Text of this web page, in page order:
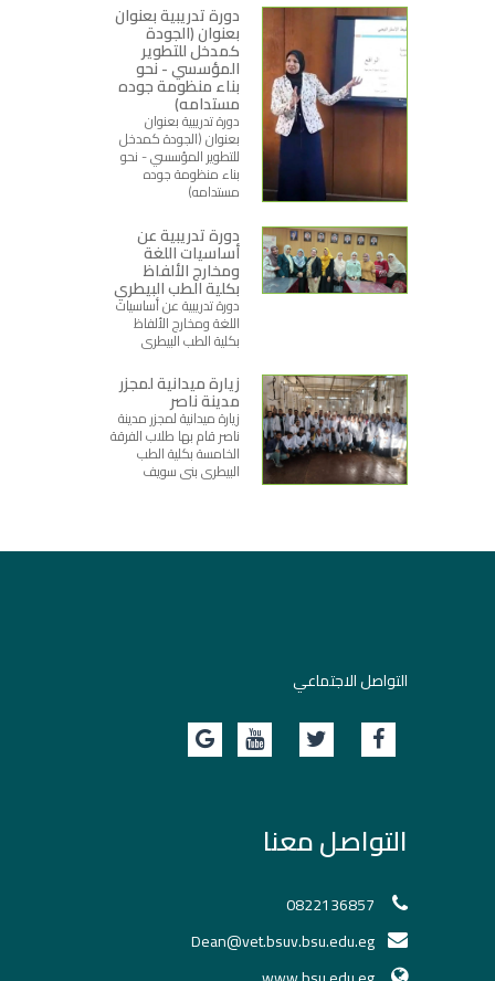
دورة تدريبية بعنوان
بعنوان (الجودة
كمدخل للتطوير
المؤسسي - نحو
بناء منظومة جوده
مستدامه)
دورة تدريبية بعنوان
بعنوان (الجودة كمدخل
للتطوير المؤسسي - نحو
بناء منظومة جوده
مستدامه)
دورة تدريبية عن
أساسيات اللغة
ومخارج الألفاظ
بكلية الطب البيطري
دورة تدريبية عن أساسيات
اللغة ومخارج الألفاظ
بكلية الطب البيطري
زيارة ميدانية لمجزر
مدينة ناصر
زيارة ميدانية لمجزر مدينة
ناصر قام بها طلاب الفرقة
الخامسة بكلية الطب
البيطري بني سويف
التواصل الاجتماعي
التواصل معنا
0822136857
Dean@vet.bsuv.bsu.edu.eg